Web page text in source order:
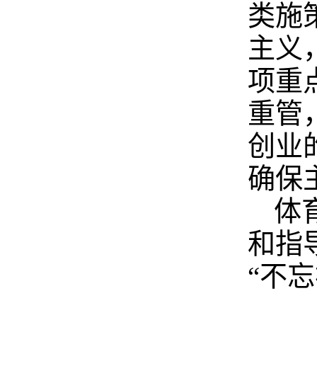
类施
主义
项重
重管
创业
确保
体
和指
“不